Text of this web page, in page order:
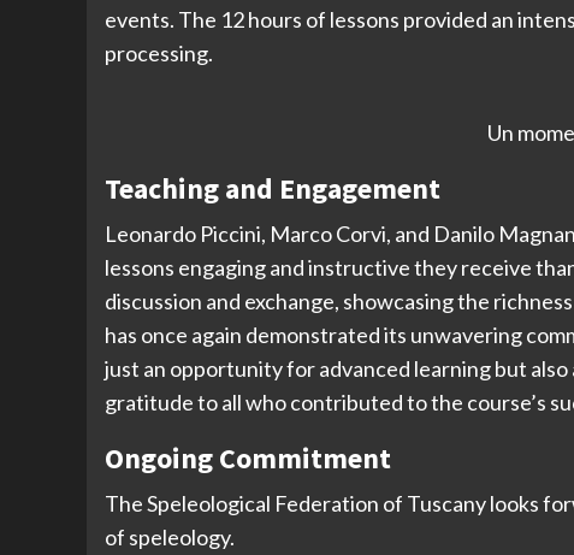
events. The 12 hours of lessons provided an
processing.
Un
Teaching and Engagement
Leonardo Piccini, Marco Corvi, and Danilo
lessons engaging and instructive they receive
discussion and exchange, showcasing the
has once again demonstrated its unwavering
just an opportunity for advanced learning but
gratitude to all who contributed to the course’s
Ongoing Commitment
The Speleological Federation of Tuscany looks
of speleology.